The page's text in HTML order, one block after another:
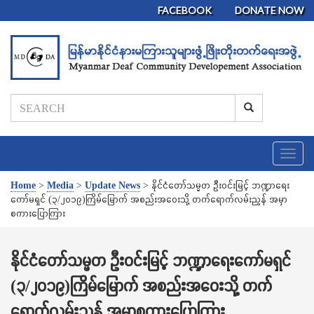
FACEBOOK DONATE NOW
T
o
g
a
v
Home > Media > Update News > နိုင်ငံတော်သမ္မတ ဦးဝင်းမြင့် ဘဏ္ဍာရေး
ကော်မရှင် (၃/၂၀၁၉)ကြိမ်မြောက် အစည်းအဝေးသို့ တက်ရောက်လမ်းညွှန် အမှာ
စကားပြောကြား
နိုင်ငံတော်သမ္မတ ဦးဝင်းမြင့် ဘဏ္ဍာရေးကော်မရှင်
(၃/၂၀၁၉)ကြိမ်မြောက် အစည်းအဝေးသို့ တက်